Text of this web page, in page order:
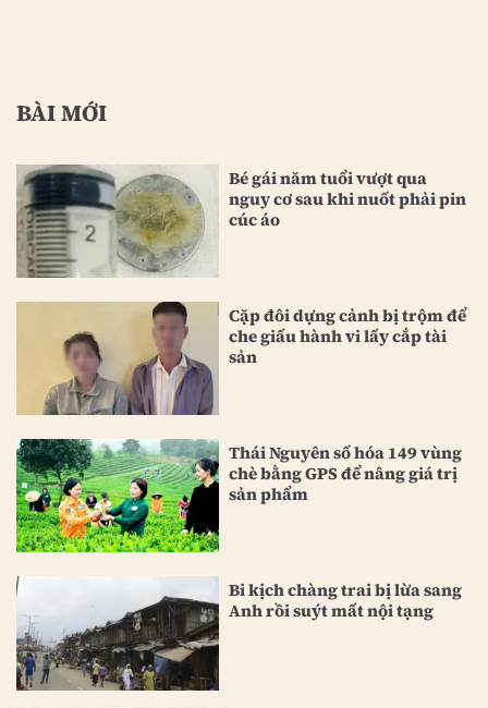
BÀI MỚI
Bé gái năm tuổi vượt qua
nguy cơ sau khi nuốt phải pin
cúc áo
Cặp đôi dựng cảnh bị trộm để
che giấu hành vi lấy cắp tài
sản
Thái Nguyên số hóa 149 vùng
chè bằng GPS để nâng giá trị
sản phẩm
Bi kịch chàng trai bị lừa sang
Anh rồi suýt mất nội tạng